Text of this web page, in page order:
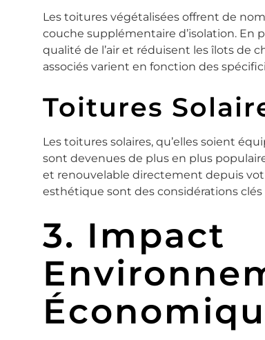
Les toitures végétalisées offrent de
couche supplémentaire d’isolation. En
qualité de l’air et réduisent les îlots de
associés varient en fonction des
Toitures
Les toitures solaires, qu’elles soient
sont devenues de plus en plus
et renouvelable directement depuis
esthétique sont des considérations clés
3. Impact